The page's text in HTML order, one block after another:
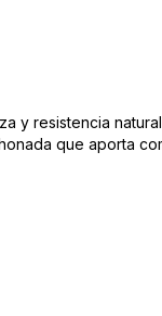
y resistencia
que aporta